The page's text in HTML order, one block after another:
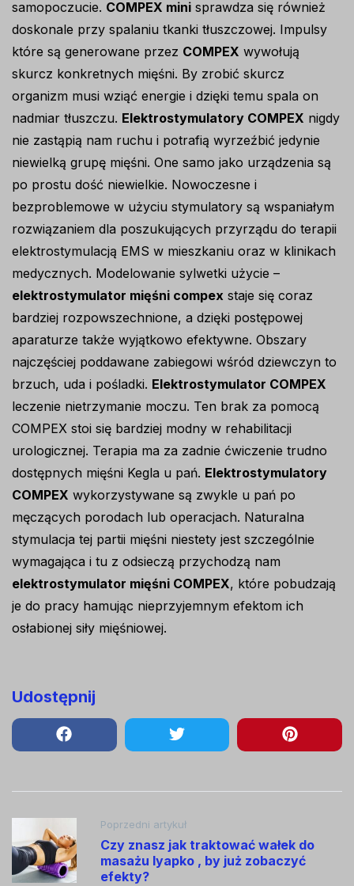
samopoczucie. COMPEX mini sprawdza się również
doskonale przy spalaniu tkanki tłuszczowej. Impulsy
które są generowane przez COMPEX wywołują
skurcz konkretnych mięśni. By zrobić skurcz
organizm musi wziąć energie i dzięki temu spala on
nadmiar tłuszczu. Elektrostymulatory COMPEX nigdy
nie zastąpią nam ruchu i potrafią wyrzeźbić jedynie
niewielką grupę mięśni. One samo jako urządzenia są
po prostu dość niewielkie. Nowoczesne i
bezproblemowe w użyciu stymulatory są wspaniałym
rozwiązaniem dla poszukujących przyrządu do terapii
elektrostymulacją EMS w mieszkaniu oraz w klinikach
medycznych. Modelowanie sylwetki użycie –
elektrostymulator mięśni compex staje się coraz
bardziej rozpowszechnione, a dzięki postępowej
aparaturze także wyjątkowo efektywne. Obszary
najczęściej poddawane zabiegowi wśród dziewczyn to
brzuch, uda i pośladki. Elektrostymulator COMPEX
leczenie nietrzymanie moczu. Ten brak za pomocą
COMPEX stoi się bardziej modny w rehabilitacji
urologicznej. Terapia ma za zadnie ćwiczenie trudno
dostępnych mięśni Kegla u pań. Elektrostymulatory
COMPEX wykorzystywane są zwykle u pań po
męczących porodach lub operacjach. Naturalna
stymulacja tej partii mięśni niestety jest szczególnie
wymagająca i tu z odsieczą przychodzą nam
elektrostymulator mięśni COMPEX, które pobudzają
je do pracy hamując nieprzyjemnym efektom ich
osłabionej siły mięśniowej.
Udostępnij
Nawigacja
wpisu
Poprzedni artykuł
Czy znasz jak traktować wałek do
masażu lyapko , by już zobaczyć
efekty?